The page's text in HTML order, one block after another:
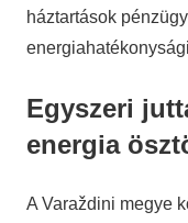
háztartások
Egyszeri
energia
A Varaždini megye